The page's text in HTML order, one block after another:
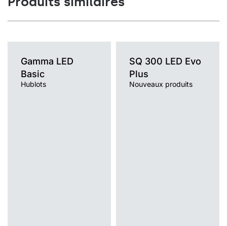
Gamma LED
Basic
Hublots
SQ 300 LED Evo
Plus
Nouveaux produits